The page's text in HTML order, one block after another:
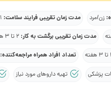
زن/مرد مدت زمان تقریبی فرایند سلامت: 1 تا 2 ساعت
مدت زمان تقریبی برگشت به کار:2 تا 3 هفته
تعداد افراد همراه مراجعه‌کننده:
پزشکی تهیه داروهای مورد نیاز